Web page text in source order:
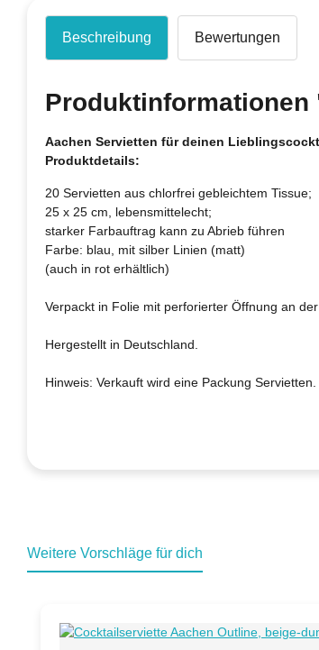
Beschreibung Bewertungen
Aachen Servietten für deinen
Produktdetails:
20 Servietten aus chlorfrei gebleichtem Tissue;
25 x 25 cm, lebensmittelecht;
starker Farbauftrag kann zu Abrieb führen
Farbe: blau, mit silber Linien (matt)
(auch in rot erhältlich)
Verpackt in Folie mit perforierter Öffnung an
Hergestellt in Deutschland.
Hinweis: Verkauft wird eine Packung
Weitere Vorschläge für dich